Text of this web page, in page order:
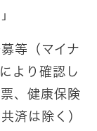
等（マイナ
より確認し
、健康保険
済は除く）